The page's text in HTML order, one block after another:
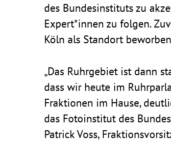
des Bundes­in­sti­tuts zu
Expert*innen zu folgen.
Köln als Standort
„Das Ruhr­ge­biet ist dann
dass wir heute im
Frak­tionen im Hause,
das Foto­in­stitut des
Patrick Voss,